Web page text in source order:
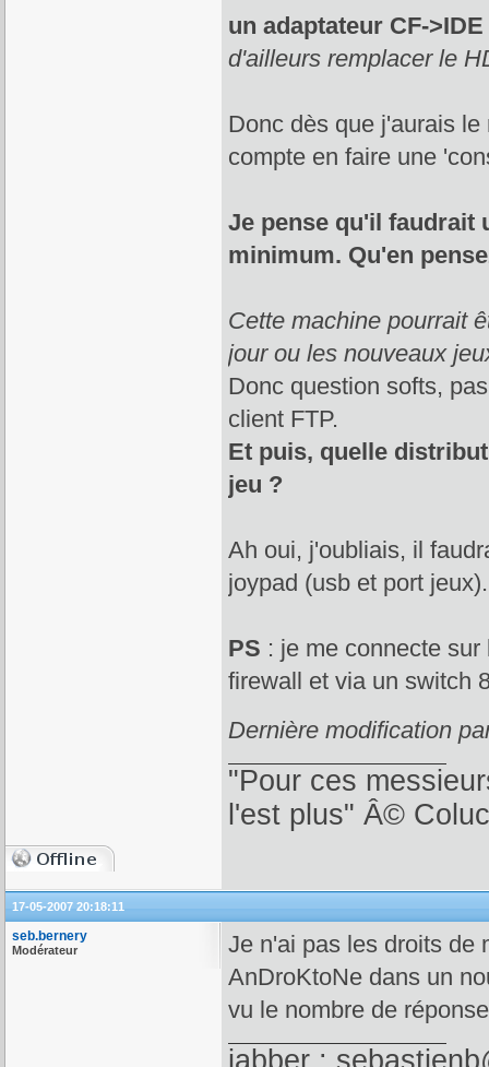
un adaptateur CF->IDE
d'ailleurs remplacer le
Donc dès que j'aurais
compte en faire une
Je pense qu'il faudrait
minimum. Qu'en
Cette machine pourrait
jour ou les nouveaux
Donc question softs,
client FTP.
Et puis, quelle
jeu ?
Ah oui, j'oubliais, il
joypad (usb et port jeux).
PS : je me connecte
firewall et via un switch
Dernière modification
"Pour ces
l'est plus" Â©
17-05-2007 20:18:11
seb.bernery
Modérateur
Je n'ai pas les droits de
AnDroKtoNe dans un
vu le nombre de
jabber :